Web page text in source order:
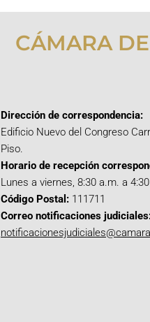
CÁMARA
Dirección de correspondencia:
Edificio Nuevo del Congreso
Piso.
Horario de recepción
Lunes a viernes, 8:30 a.m. a
Código Postal: 111711
Correo notificaciones